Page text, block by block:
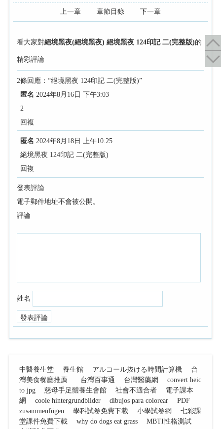
上一章 章節目錄 下一章
看大家對絕境黑夜(絕境黑夜) 絕境黑夜 124印記 二(完整版)的
精彩評論
2條回應：“絕境黑夜 124印記 二(完整版)”
匿名 2024年8月16日 下午3:03
2
回複
匿名 2024年8月18日 上午10:25
絕境黑夜 124印記 二(完整版)
回複
發表評論
電子郵件地址不會被公開。
評論
姓名
中醫養生堂 養生館 アルコール抜ける時間計算機
台
灣美食餐廳推薦
台灣百事通 台灣醫藥網
convert heic
to jpg
慈母手足體養生會館 社會不適合者
電子課本
網
coole hintergrundbilder dibujos para colorear
PDF
zusammenfügen
學科試卷免費下載 小學試卷網
七彩課
堂課件免費下載
why do dogs eat grass
MBTI性格測試